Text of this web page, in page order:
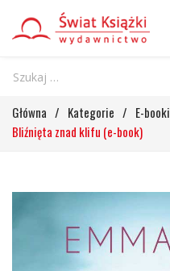
Główna / Kategorie / E-booki
Bliźnięta znad klifu (e-book)